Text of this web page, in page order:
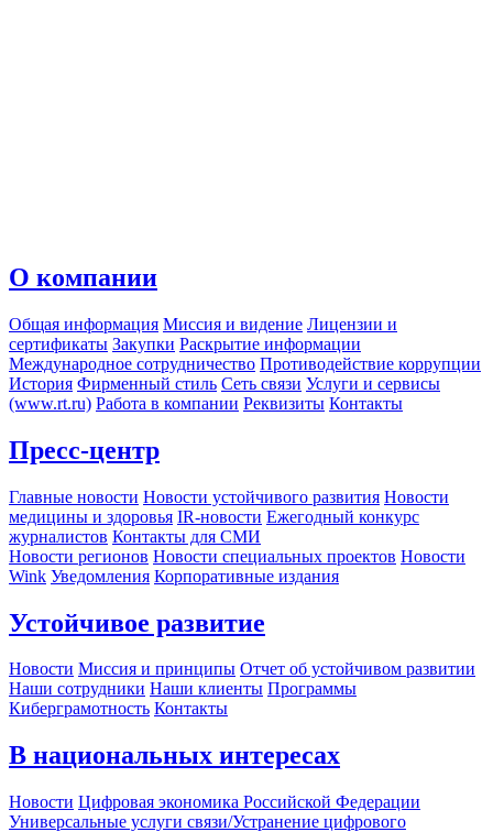
О компании
Общая информация Миссия и видение Лицензии и
сертификаты Закупки Раскрытие информации
Международное сотрудничество Противодействие коррупции
История Фирменный стиль Сеть связи Услуги и сервисы
(www.rt.ru) Работа в компании Реквизиты Контакты
Пресс-центр
Главные новости Новости устойчивого развития Новости
медицины и здоровья IR-новости Ежегодный конкурс
журналистов Контакты для СМИ
Новости регионов Новости специальных проектов Новости
Wink Уведомления Корпоративные издания
Устойчивое развитие
Новости Миссия и принципы Отчет об устойчивом развитии
Наши сотрудники Наши клиенты Программы
Киберграмотность Контакты
В национальных интересах
Новости Цифровая экономика Российской Федерации
Универсальные услуги связи/Устранение цифрового